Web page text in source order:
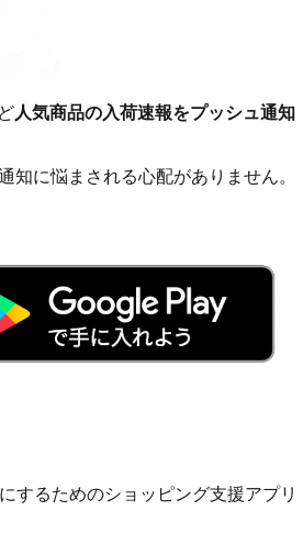
人気商品の入荷速報をプッシュ通知
知に悩まされる心配がありません。
するためのショッピング支援アプリ